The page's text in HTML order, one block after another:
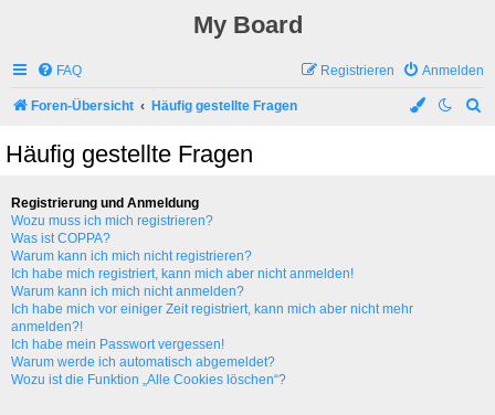
My Board
FAQ Anmelden
Registrieren
Foren-Übersicht Häufig gestellte Fragen
Häufig gestellte Fragen
Registrierung und Anmeldung
Wozu muss ich mich registrieren?
Was ist COPPA?
Warum kann ich mich nicht registrieren?
Ich habe mich registriert, kann mich aber nicht anmelden!
Warum kann ich mich nicht anmelden?
Ich habe mich vor einiger Zeit registriert, kann mich aber nicht mehr
anmelden?!
Ich habe mein Passwort vergessen!
Warum werde ich automatisch abgemeldet?
Wozu ist die Funktion „Alle Cookies löschen“?